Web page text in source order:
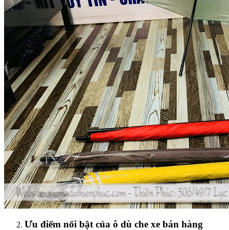
Ưu điểm nổi bật của ô dù che xe bán hàng